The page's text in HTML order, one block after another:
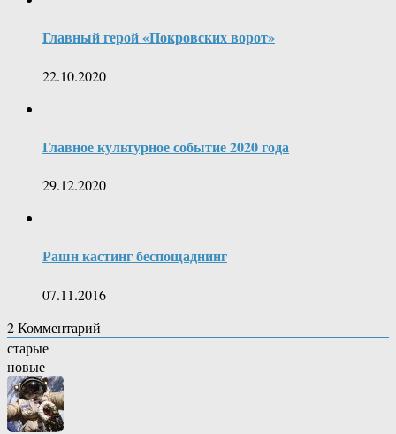
Главный герой «Покровских ворот»
22.10.2020
Главное культурное событие 2020 года
29.12.2020
Рашн кастинг беспощаднинг
07.11.2016
2Комментарий
старые
новые